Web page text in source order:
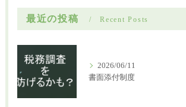
最近の投稿 Recent Posts
2026/06/11
書面添付制度